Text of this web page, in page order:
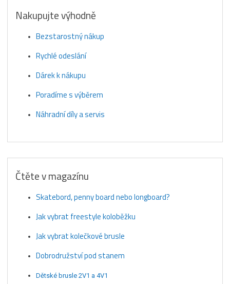
Nakupujte výhodně
Bezstarostný nákup
Rychlé odeslání
Dárek k nákupu
Poradíme s výběrem
Náhradní díly a servis
Čtěte v magazínu
Skatebord, penny board nebo longboard?
Jak vybrat freestyle koloběžku
Jak vybrat kolečkové brusle
Dobrodružství pod stanem
Dětské brusle 2V1 a 4V1